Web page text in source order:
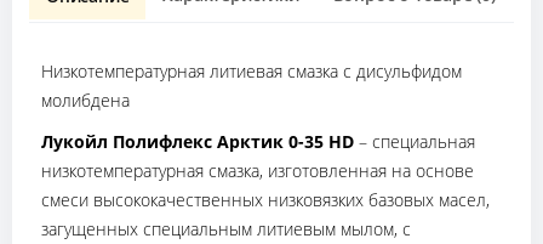
Низкотемпературная литиевая смазка с дисульфидом
молибдена
Лукойл Полифлекс Арктик 0-35 HD – специальная
низкотемпературная смазка, изготовленная на основе
смеси высококачественных низковязких базовых масел,
загущенных специальным литиевым мылом, с